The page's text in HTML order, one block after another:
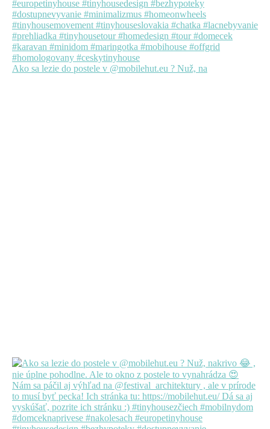
Ako sa lezie do postele v @mobilehut.eu ? Nuž, na